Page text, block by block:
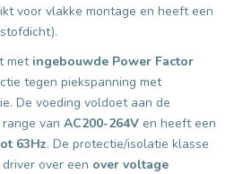
voor vlakke montage en heeft een
met ingebouwde Power Factor
tegen piekspanning met
De voeding voldoet aan de
van AC200-264V en heeft een
63Hz. De protectie/isolatie klasse
over een over voltage